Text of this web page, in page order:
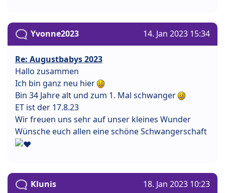
Yvonne2023 14. Jan 2023 15:34
Re: Augustbabys 2023
Hallo zusammen
Ich bin ganz neu hier
Bin 34 Jahre alt und zum 1. Mal schwanger
ET ist der 17.8.23
Wir freuen uns sehr auf unser kleines Wunder
Wünsche euch allen eine schöne Schwangerschaft
Klunis 18. Jan 2023 10:23